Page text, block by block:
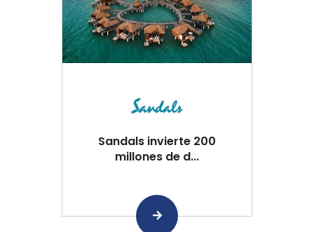
Sandals invierte 200
millones de d...